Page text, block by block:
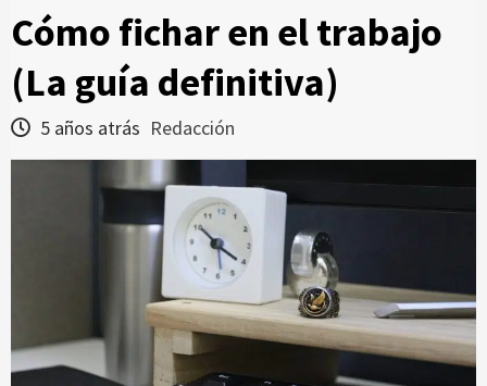
Cómo fichar en el trabajo
(La guía definitiva)
5 años atrás Redacción